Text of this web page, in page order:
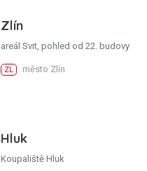
Zlín
areál Svit, pohled od 22. budovy
ZL město Zlín
Hluk
Koupaliště Hluk